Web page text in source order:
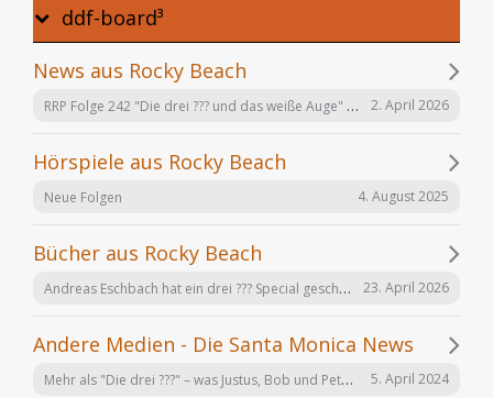
ddf-board³
News aus Rocky Beach
RRP Folge 242 "Die drei ??? und das weiße Auge" am 02.12. in Karlsruhe 2. April 2026
Hörspiele aus Rocky Beach
Neue Folgen 4. August 2025
Bücher aus Rocky Beach
Andreas Eschbach hat ein drei ??? Special geschrieben: "Die Auferstehung" 23. April 2026
Andere Medien - Die Santa Monica News
Mehr als "Die drei ???" – was Justus, Bob und Peter auch noch tun 5. April 2024